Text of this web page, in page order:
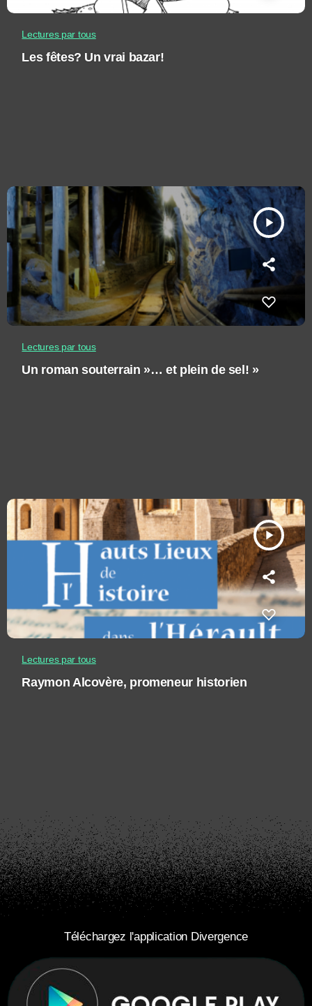
Lectures par tous
Les fêtes? Un vrai bazar!
play_arrow
Lectures par tous
Un roman souterrain »… et plein de sel! »
play_arrow
Lectures par tous
Raymon Alcovère, promeneur historien
Téléchargez l'application Divergence